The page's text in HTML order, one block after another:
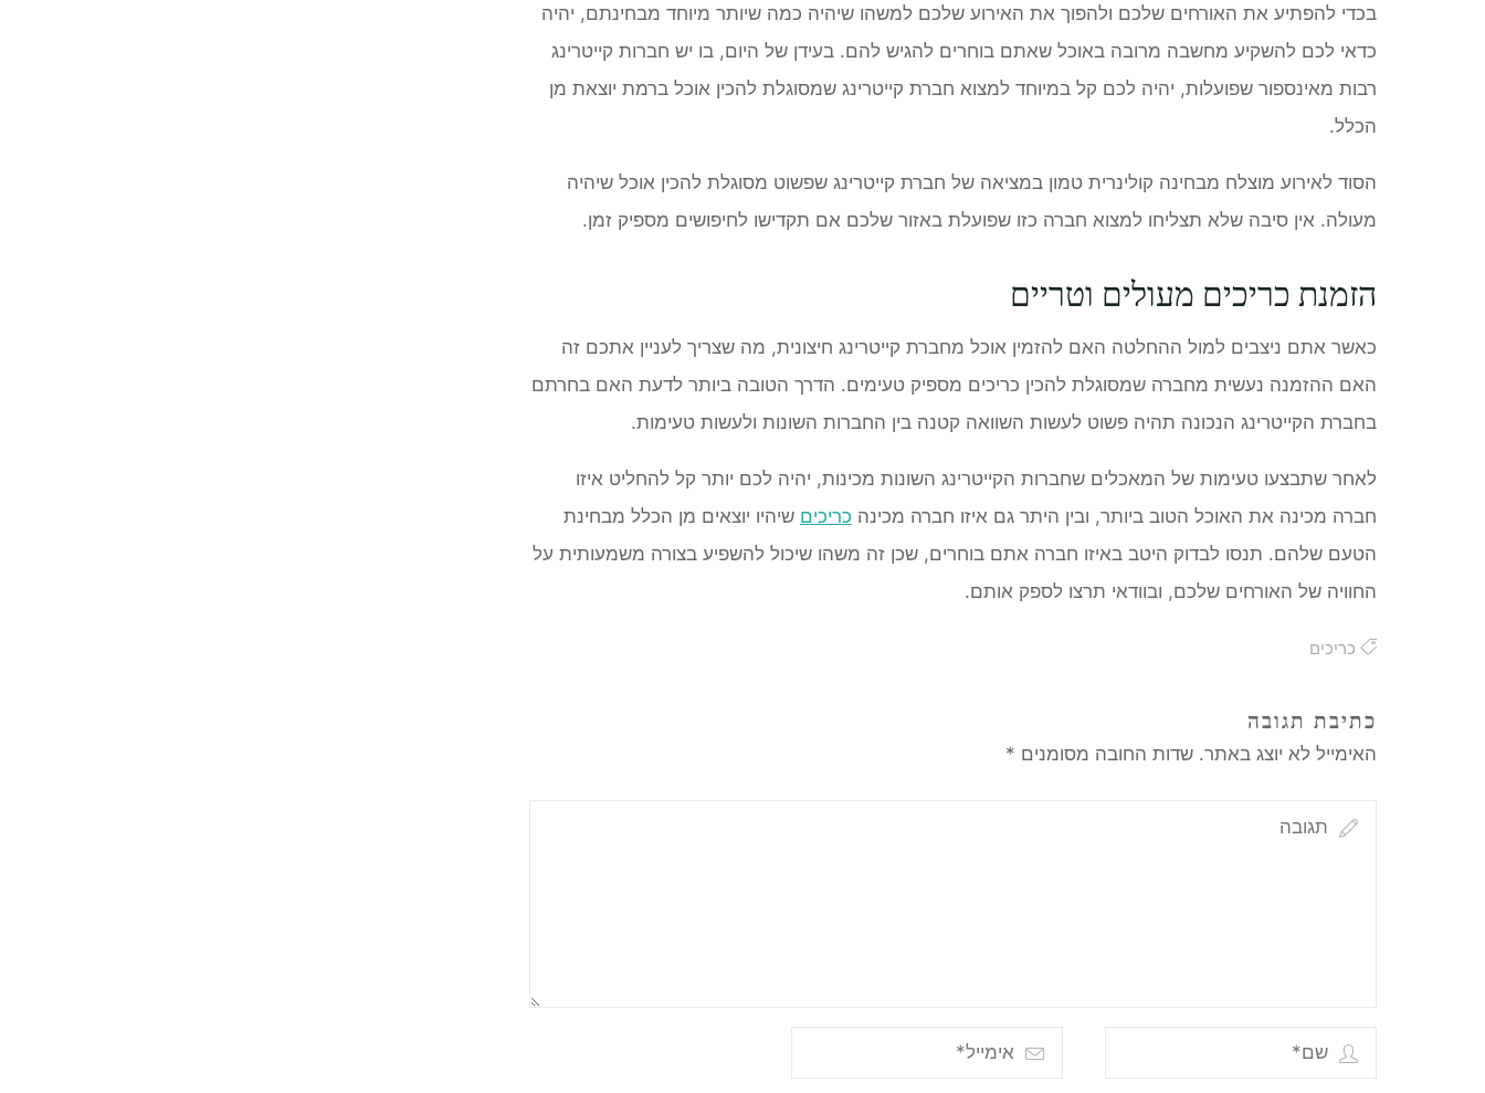
בכדי להפתיע את האורחים שלכם ולהפוך את האירוע שלכם למשהו שיהיה כמה שיותר מיוחד מבחינתם, יהיה
כדאי לכם להשקיע מחשבה מרובה באוכל שאתם בוחרים להגיש להם. בעידן של היום, בו יש חברות קייטרינג
רבות מאינספור שפועלות, יהיה לכם קל במיוחד למצוא חברת קייטרינג שמסוגלת להכין אוכל ברמת יוצאת מן
הכלל.
הסוד לאירוע מוצלח מבחינה קולינרית טמון במציאה של חברת קייטרינג שפשוט מסוגלת להכין אוכל שיהיה
מעולה. אין סיבה שלא תצליחו למצוא חברה כזו שפועלת באזור שלכם אם תקדישו לחיפושים מספיק זמן.
הזמנת כריכים מעולים וטריים
כאשר אתם ניצבים למול ההחלטה האם להזמין אוכל מחברת קייטרינג חיצונית, מה שצריך לעניין אתכם זה
האם ההזמנה נעשית מחברה שמסוגלת להכין כריכים מספיק טעימים. הדרך הטובה ביותר לדעת האם בחרתם
בחברת הקייטרינג הנכונה תהיה פשוט לעשות השוואה קטנה בין החברות השונות ולעשות טעימות.
לאחר שתבצעו טעימות של המאכלים שחברות הקייטרינג השונות מכינות, יהיה לכם יותר קל להחליט איזו
חברה מכינה את האוכל הטוב ביותר, ובין היתר גם איזו חברה מכינה כריכים שיהיו יוצאים מן הכלל מבחינת
הטעם שלהם. תנסו לבדוק היטב באיזו חברה אתם בוחרים, שכן זה משהו שיכול להשפיע בצורה משמעותית על
החוויה של האורחים שלכם, ובוודאי תרצו לספק אותם.
כריכים
כתיבת תגובה
האימייל לא יוצג באתר. שדות החובה מסומנים *